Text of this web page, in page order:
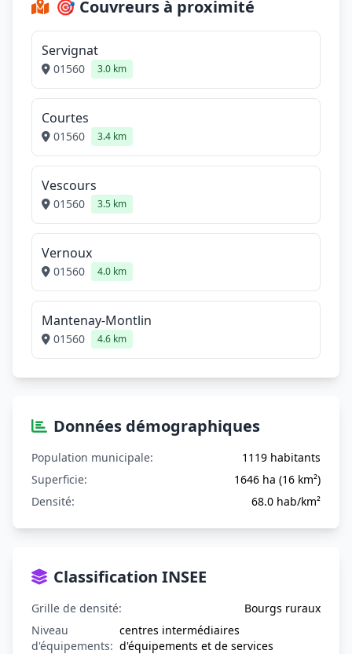
🎯 Couvreurs à proximité
Servignat
01560 3.0 km
Courtes
01560 3.4 km
Vescours
01560 3.5 km
Vernoux
01560 4.0 km
Mantenay-Montlin
01560 4.6 km
Données démographiques
Population municipale:
1119 habitants
Superficie:
1646 ha (16 km²)
Densité:
68.0 hab/km²
Classification INSEE
Grille de densité:
Bourgs ruraux
Niveau
d'équipements:
centres intermédiaires
d'équipements et de services